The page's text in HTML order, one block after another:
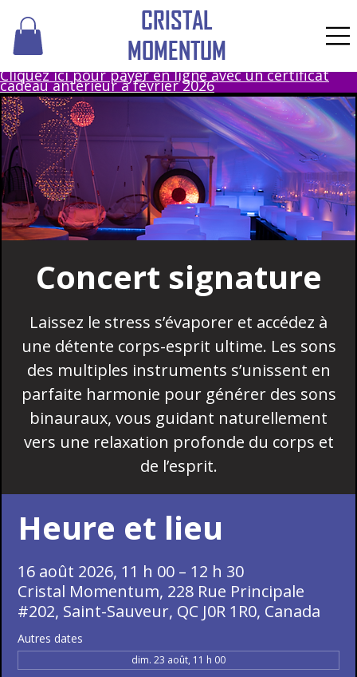
CRISTAL
MOMENTUM
Concert signature
Laissez le stress s’évaporer et accédez à
une détente corps-esprit ultime. Les sons
des multiples instruments s’unissent en
parfaite harmonie pour générer des sons
binauraux, vous guidant naturellement
vers une relaxation profonde du corps et
de l’esprit.
Heure et lieu
16 août 2026, 11 h 00 – 12 h 30
Cristal Momentum, 228 Rue Principale
#202, Saint-Sauveur, QC J0R 1R0, Canada
Autres dates
dim. 23 août, 11 h 00
Cliquez ici pour payer en ligne avec un certificat
cadeau antérieur à février 2026